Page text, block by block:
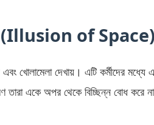
(Illusion of Space)
খোলামেলা দেখায়। এটি কর্মীদের মধ্যে
একে অপর থেকে বিচ্ছিন্ন বোধ করে